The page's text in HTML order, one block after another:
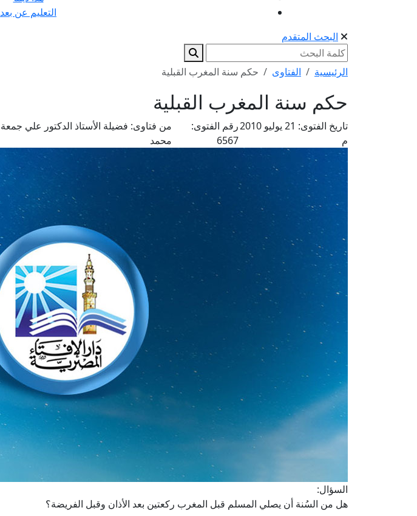
التعليم عن بعد
البحث المتقدم
الرئيسية الفتاوى حكم سنة المغرب القبلية
حكم سنة المغرب القبلية
تاريخ الفتوى:
21 يوليو 2010
م
رقم الفتوى:
6567
من فتاوى: فضيلة الأستاذ الدكتور علي جمعة
محمد
السؤال:
هل من السُنة أن يصلي المسلم قبل المغرب ركعتين بعد الأذان وقبل الفريضة؟